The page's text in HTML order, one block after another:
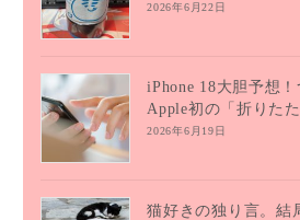
2026年6月22日
iPhone 18大胆予想！
Apple初の「折りたた
2026年6月19日
猫好きの独り言。結